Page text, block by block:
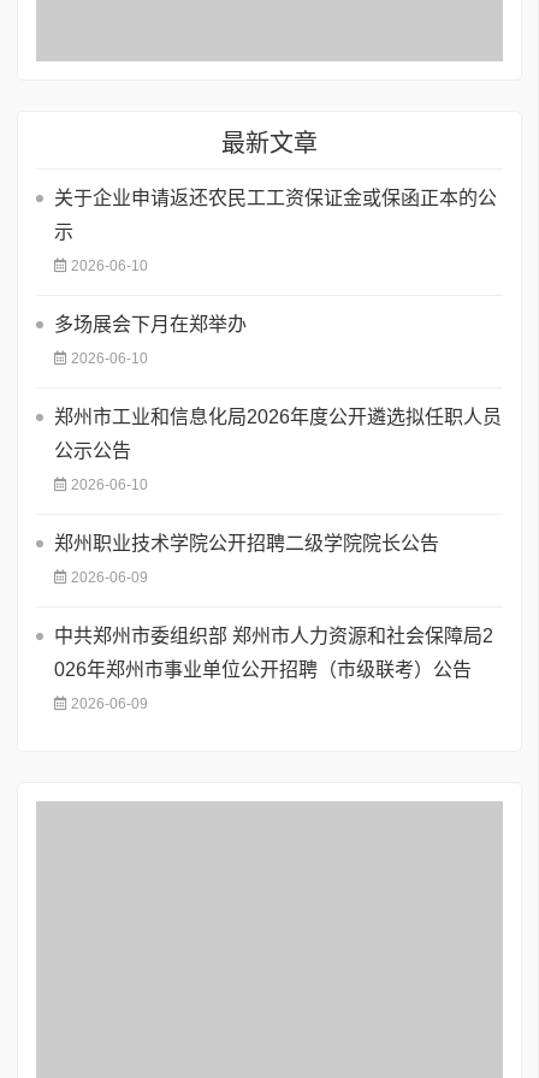
最新文章
关于企业申请返还农民工工资保证金或保函正本的公
示
2026-06-10
多场展会下月在郑举办
2026-06-10
郑州市工业和信息化局2026年度公开遴选拟任职人员
公示公告
2026-06-10
郑州职业技术学院公开招聘二级学院院长公告
2026-06-09
中共郑州市委组织部 郑州市人力资源和社会保障局2
026年郑州市事业单位公开招聘（市级联考）公告
2026-06-09